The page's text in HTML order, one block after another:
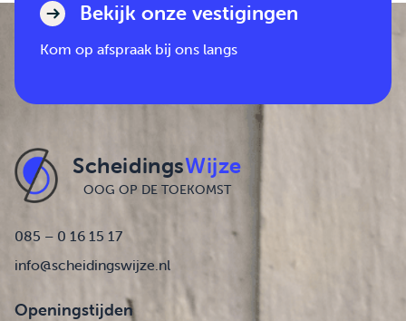
Bekijk onze vestigingen
Kom op afspraak bij ons langs
ScheidingsWijze
OOG OP DE TOEKOMST
085 – 0 16 15 17
info@scheidingswijze.nl
Openingstijden